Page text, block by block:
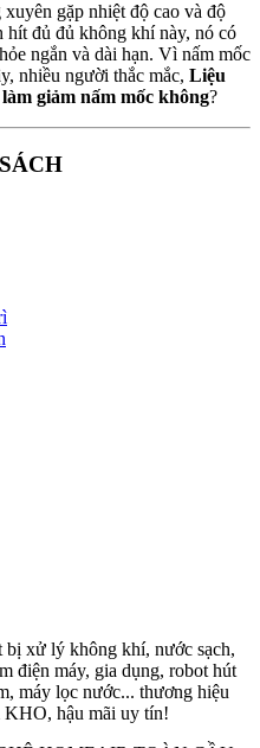
gặp nhiệt độ cao và độ
hít đủ đủ không khí này, nó có
ngắn và dài hạn. Vì nấm mốc
nhiều người thắc mắc, Liệu
giảm nấm mốc không?
xử lý không khí, nước sạch,
điện máy, gia dụng, robot hút
máy lọc nước... thương hiệu
hậu mãi uy tín!